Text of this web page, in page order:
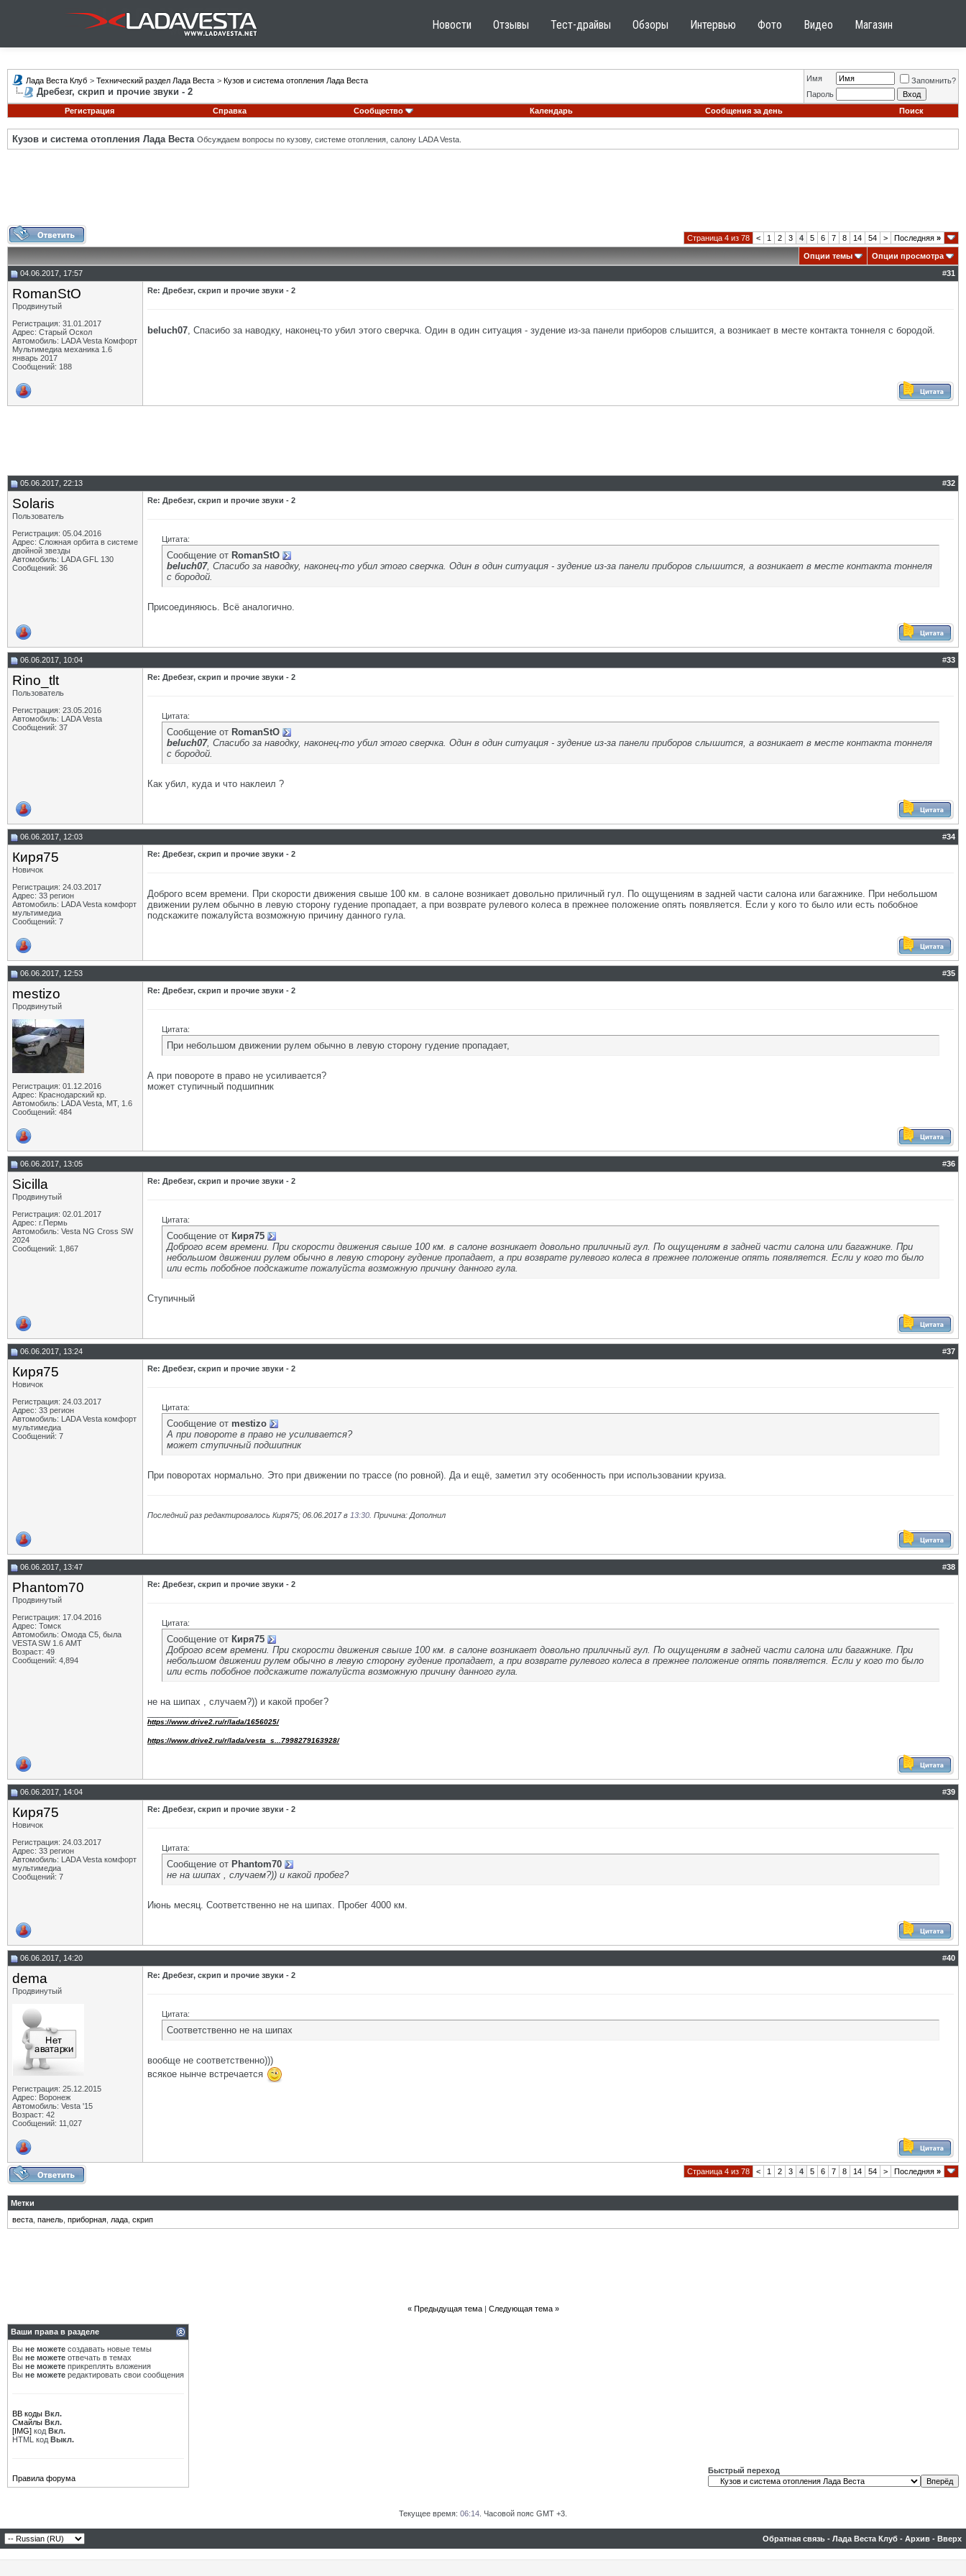
Новости Отзывы Тест-драйвы Обзоры Интервью Фото Видео Магазин
Лада Веста Клуб > Технический раздел Лада Веста > Кузов и система отопления Лада Веста
Дребезг, скрип и прочие звуки - 2
Имя
Запомнить?
Пароль
Регистрация
Справка Сообщество Календарь Сообщения за день Поиск
Кузов и система отопления Лада Веста Обсуждаем вопросы по кузову, системе отопления, салону LADA Vesta.
Страница 4 из 78 < 1 2 3 4 5 6 7 8 14 54 > Последняя »
Опции темы
Опции просмотра
04.06.2017, 17:57
#31
RomanStO
Продвинутый
Регистрация: 31.01.2017
Адрес: Старый Оскол
Автомобиль: LADA Vesta Комфорт
Мультимедиа механика 1.6
январь 2017
Сообщений: 188
Re: Дребезг, скрип и прочие звуки - 2
beluch07, Спасибо за наводку, наконец-то убил этого сверчка. Один в один ситуация - зудение из-за панели приборов слышится, а возникает в месте контакта тоннеля с бородой.
05.06.2017, 22:13 #32
Solaris
Пользователь
Регистрация: 05.04.2016
Адрес: Сложная орбита в системе
двойной звезды
Автомобиль: LADA GFL 130
Сообщений: 36
Re: Дребезг, скрип и прочие звуки - 2
Цитата:
Сообщение от RomanStO
beluch07, Спасибо за наводку, наконец-то убил этого сверчка. Один в один ситуация - зудение из-за панели приборов слышится, а возникает в месте контакта тоннеля
с бородой.
Присоединяюсь. Всё аналогично.
06.06.2017, 10:04 #33
Rino_tlt
Пользователь
Регистрация: 23.05.2016
Автомобиль: LADA Vesta
Сообщений: 37
Re: Дребезг, скрип и прочие звуки - 2
Цитата:
Сообщение от RomanStO
beluch07, Спасибо за наводку, наконец-то убил этого сверчка. Один в один ситуация - зудение из-за панели приборов слышится, а возникает в месте контакта тоннеля
с бородой.
Как убил, куда и что наклеил ?
06.06.2017, 12:03 #34
Киря75
Новичок
Регистрация: 24.03.2017
Адрес: 33 регион
Автомобиль: LADA Vesta комфорт
мультимедиа
Сообщений: 7
Re: Дребезг, скрип и прочие звуки - 2
Доброго всем времени. При скорости движения свыше 100 км. в салоне возникает довольно приличный гул. По ощущениям в задней части салона или багажнике. При небольшом
движении рулем обычно в левую сторону гудение пропадает, а при возврате рулевого колеса в прежнее положение опять появляется. Если у кого то было или есть побобное
подскажите пожалуйста возможную причину данного гула.
06.06.2017, 12:53 #35
mestizo
Продвинутый
Регистрация: 01.12.2016
Адрес: Краснодарский кр.
Автомобиль: LADA Vesta, МТ, 1.6
Сообщений: 484
Re: Дребезг, скрип и прочие звуки - 2
Цитата:
При небольшом движении рулем обычно в левую сторону гудение пропадает,
А при повороте в право не усиливается?
может ступичный подшипник
06.06.2017, 13:05 #36
Sicilla
Продвинутый
Регистрация: 02.01.2017
Адрес: г.Пермь
Автомобиль: Vesta NG Cross SW
2024
Сообщений: 1,867
Re: Дребезг, скрип и прочие звуки - 2
Цитата:
Сообщение от Киря75
Доброго всем времени. При скорости движения свыше 100 км. в салоне возникает довольно приличный гул. По ощущениям в задней части салона или багажнике. При
небольшом движении рулем обычно в левую сторону гудение пропадает, а при возврате рулевого колеса в прежнее положение опять появляется. Если у кого то было
или есть побобное подскажите пожалуйста возможную причину данного гула.
Ступичный
06.06.2017, 13:24 #37
Киря75
Новичок
Регистрация: 24.03.2017
Адрес: 33 регион
Автомобиль: LADA Vesta комфорт
мультимедиа
Сообщений: 7
Re: Дребезг, скрип и прочие звуки - 2
Цитата:
Сообщение от mestizo
А при повороте в право не усиливается?
может ступичный подшипник
При поворотах нормально. Это при движении по трассе (по ровной). Да и ещё, заметил эту особенность при использовании круиза.
Последний раз редактировалось Киря75; 06.06.2017 в 13:30 . Причина: Дополнил
06.06.2017, 13:47 #38
Phantom70
Продвинутый
Регистрация: 17.04.2016
Адрес: Томск
Автомобиль: Омода С5, была
VESTA SW 1.6 АМТ
Возраст: 49
Сообщений: 4,894
Re: Дребезг, скрип и прочие звуки - 2
Цитата:
Сообщение от Киря75
Доброго всем времени. При скорости движения свыше 100 км. в салоне возникает довольно приличный гул. По ощущениям в задней части салона или багажнике. При
небольшом движении рулем обычно в левую сторону гудение пропадает, а при возврате рулевого колеса в прежнее положение опять появляется. Если у кого то было
или есть побобное подскажите пожалуйста возможную причину данного гула.
не на шипах , случаем?)) и какой пробег?
https://www.drive2.ru/r/lada/1656025/
https://www.drive2.ru/r/lada/vesta_s...7998279163928/
06.06.2017, 14:04 #39
Киря75
Новичок
Регистрация: 24.03.2017
Адрес: 33 регион
Автомобиль: LADA Vesta комфорт
мультимедиа
Сообщений: 7
Re: Дребезг, скрип и прочие звуки - 2
Цитата:
Сообщение от Phantom70
не на шипах , случаем?)) и какой пробег?
Июнь месяц. Соответственно не на шипах. Пробег 4000 км.
06.06.2017, 14:20 #40
dema
Продвинутый
Регистрация: 25.12.2015
Адрес: Воронеж
Автомобиль: Vesta '15
Возраст: 42
Сообщений: 11,027
Re: Дребезг, скрип и прочие звуки - 2
Цитата:
Соответственно не на шипах
вообще не соответственно)))
всякое нынче встречается
Страница 4 из 78 < 1 2 3 4 5 6 7 8 14 54 > Последняя »
Метки
веста панель приборная лада скрип
« Предыдущая тема| Следующая тема »
Ваши права в разделе
Вы не можете создавать новые темы
Вы не можете отвечать в темах
Вы не можете прикреплять вложения
Вы не можете редактировать свои сообщения
BB коды Вкл.
Смайлы Вкл.
[IMG] код Вкл.
HTML код Выкл.
Правила форума
Быстрый переход
Текущее время: 06:14 . Часовой пояс GMT +3.
Обратная связь - Лада Веста Клуб - Архив - Вверх